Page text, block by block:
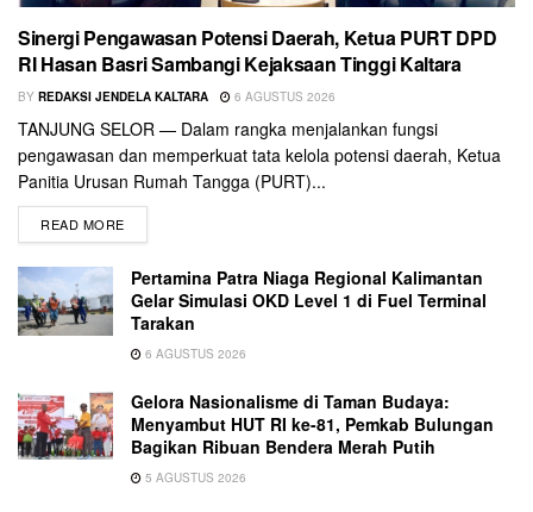
Sinergi Pengawasan Potensi Daerah, Ketua PURT DPD
RI Hasan Basri Sambangi Kejaksaan Tinggi Kaltara
BY REDAKSI JENDELA KALTARA 6 AGUSTUS 2026
TANJUNG SELOR — Dalam rangka menjalankan fungsi
pengawasan dan memperkuat tata kelola potensi daerah, Ketua
Panitia Urusan Rumah Tangga (PURT)...
READ MORE
Pertamina Patra Niaga Regional Kalimantan
Gelar Simulasi OKD Level 1 di Fuel Terminal
Tarakan
6 AGUSTUS 2026
Gelora Nasionalisme di Taman Budaya:
Menyambut HUT RI ke-81, Pemkab Bulungan
Bagikan Ribuan Bendera Merah Putih
5 AGUSTUS 2026